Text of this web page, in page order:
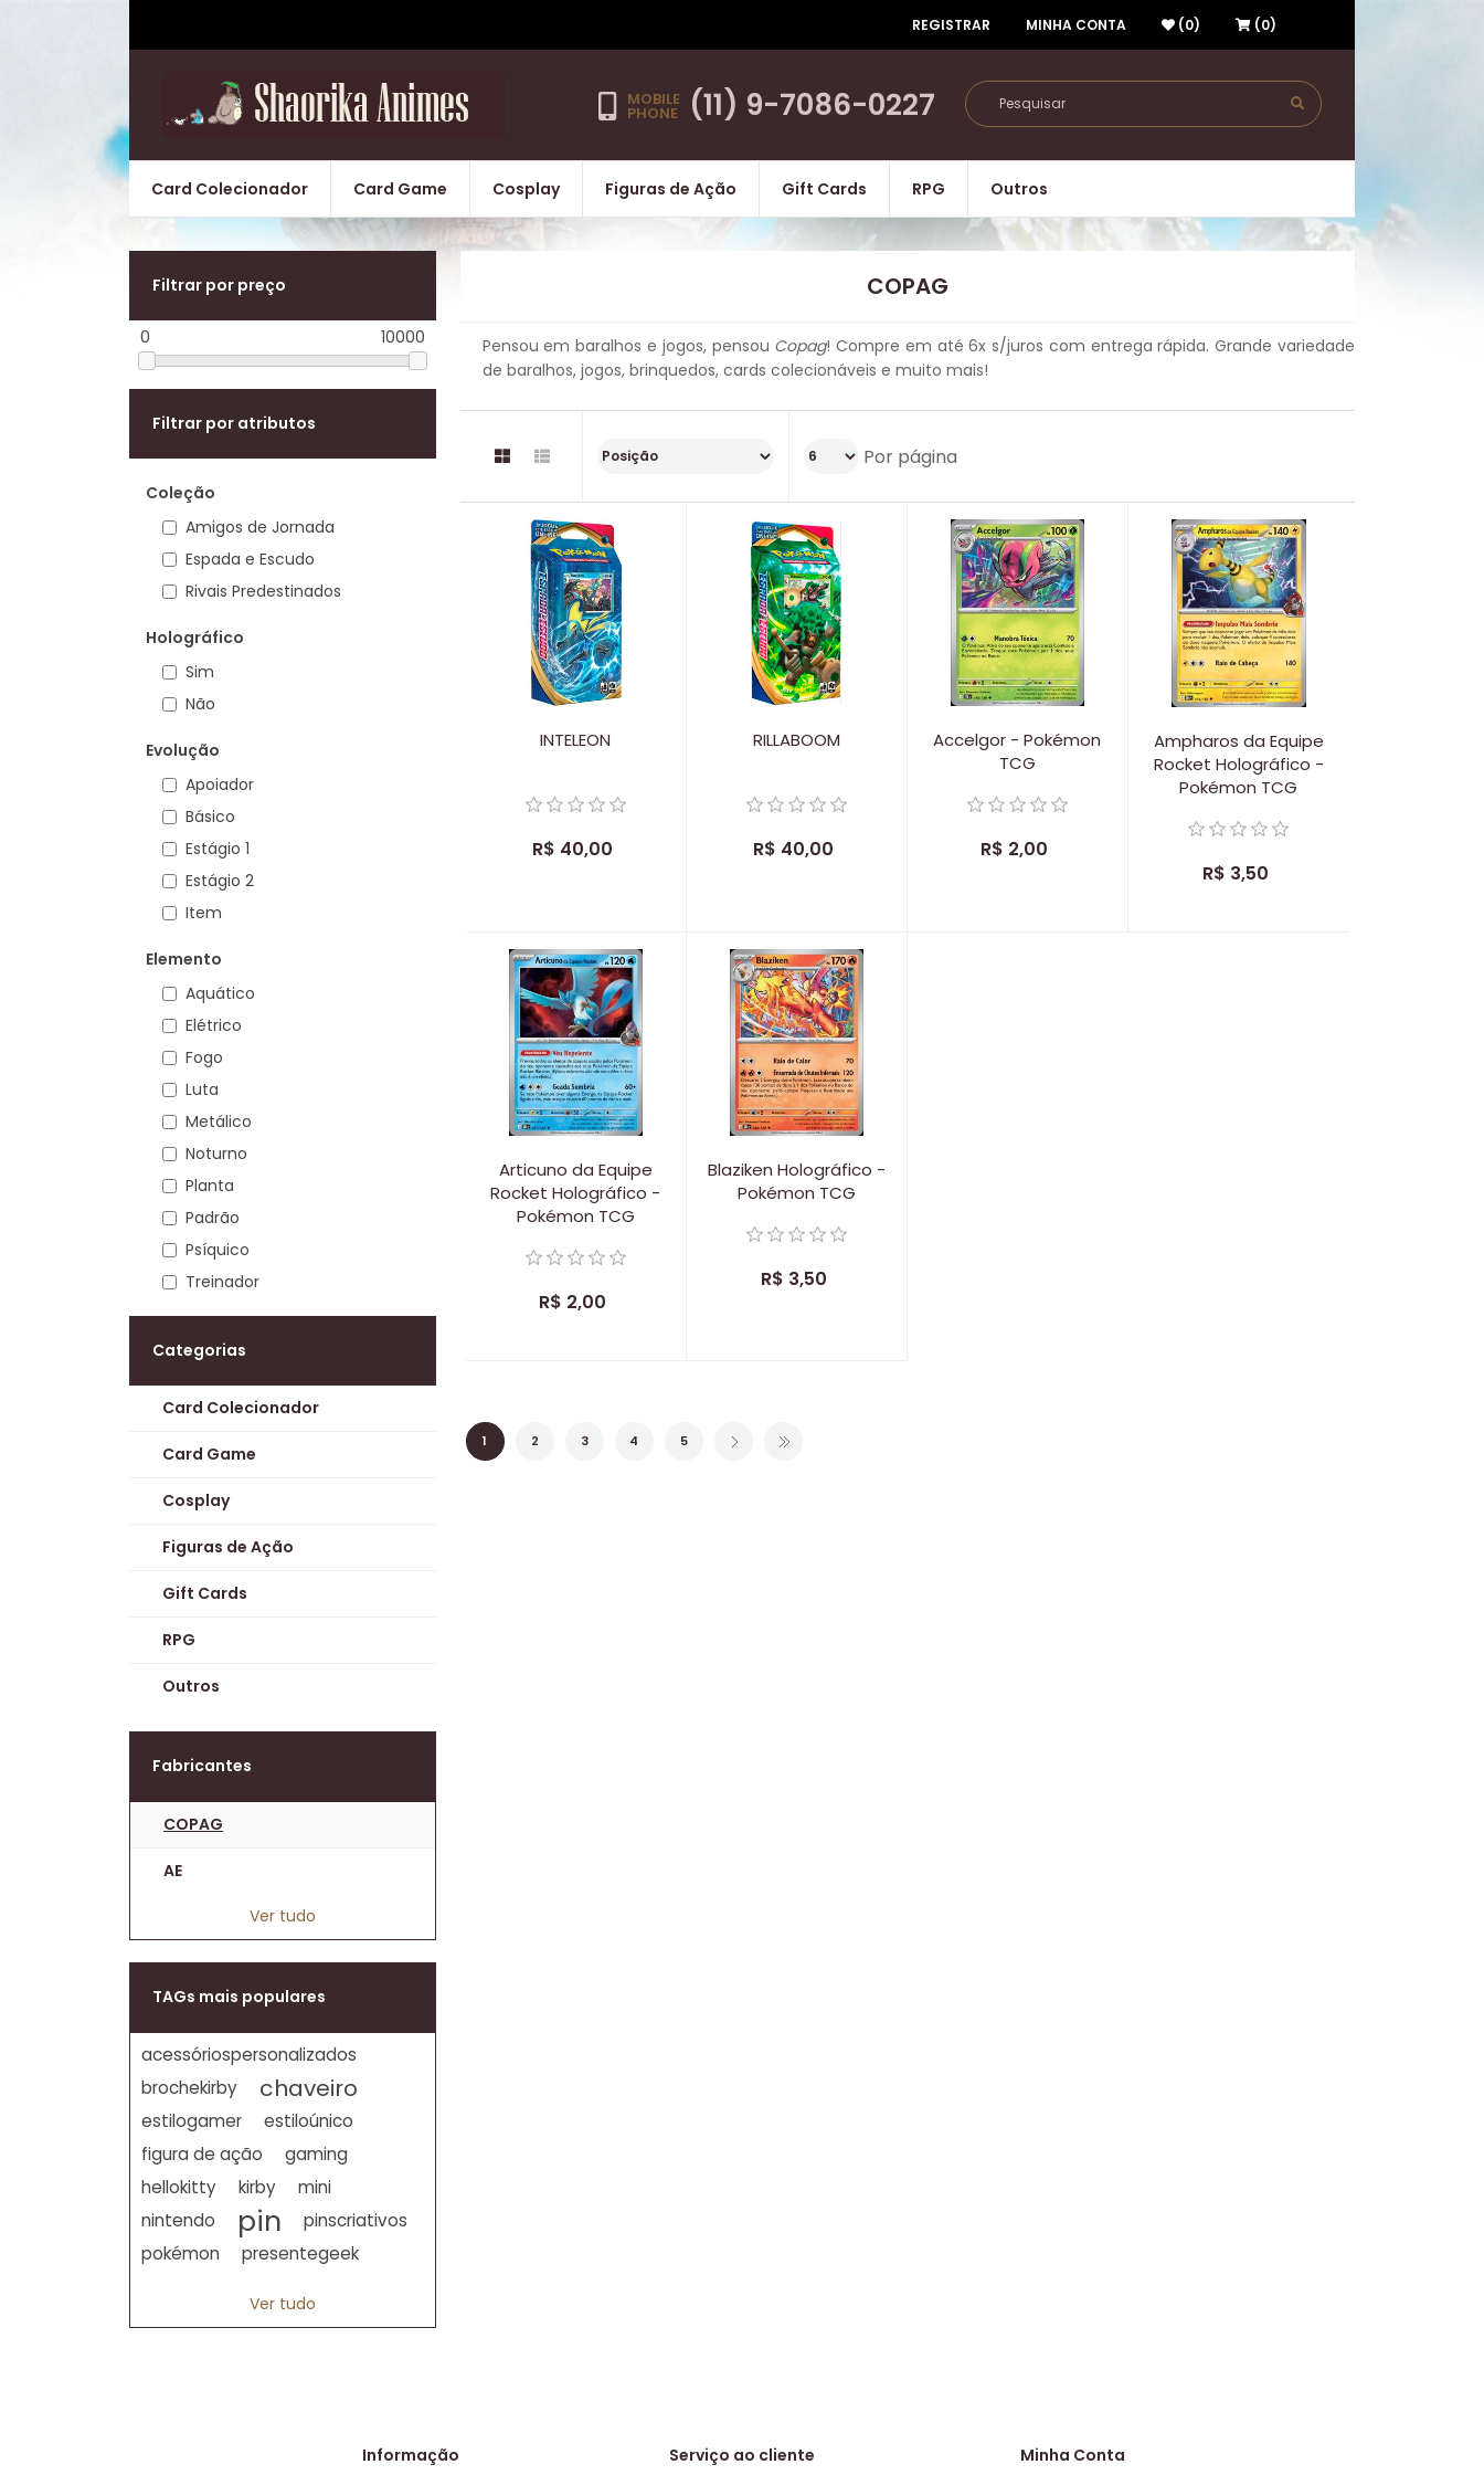
REGISTRAR MINHA CONTA (0) (0)
MOBILE
PHONE (11) 9-7086-0227
Card Colecionador Card Game Cosplay Figuras de Ação Gift Cards RPG Outros
Filtrar por preço
0 10000
Filtrar por atributos
Coleção
Amigos de Jornada
Espada e Escudo
Rivais Predestinados
Holográfico
Sim
Não
Evolução
Apoiador
Básico
Estágio 1
Estágio 2
Item
Elemento
Aquático
Elétrico
Fogo
Luta
Metálico
Noturno
Planta
Padrão
Psíquico
Treinador
Categorias
Card Colecionador
Card Game
Cosplay
Figuras de Ação
Gift Cards
RPG
Outros
Fabricantes
COPAG
AE
Ver tudo
TAGs mais populares
acessóriospersonalizados
brochekirby
chaveiro
estilogamer
estiloúnico
figura de ação
gaming
hellokitty
kirby
mini
nintendo
pin
pinscriativos
pokémon
presentegeek
Ver tudo
COPAG
Pensou em baralhos e jogos, pensou Copag! Compre em até 6x s/juros com entrega rápida. Grande variedade
de baralhos, jogos, brinquedos, cards colecionáveis e muito mais!
Por página
INTELEON
R$ 40,00
RILLABOOM
R$ 40,00
Accelgor - Pokémon
TCG
R$ 2,00
Ampharos da Equipe
Rocket Holográfico -
Pokémon TCG
R$ 3,50
Articuno da Equipe
Rocket Holográfico -
Pokémon TCG
R$ 2,00
Blaziken Holográfico -
Pokémon TCG
R$ 3,50
1 2 3 4 5
Informação Serviço ao cliente Minha Conta